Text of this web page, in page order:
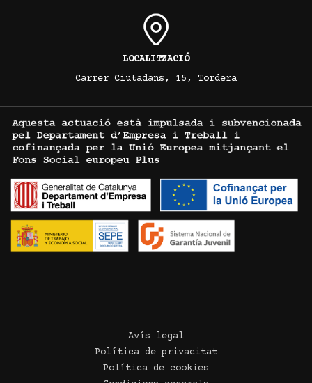
LOCALITZACIÓ
Carrer Ciutadans, 15, Tordera
Avís legal
Política de privacitat
Política de cookies